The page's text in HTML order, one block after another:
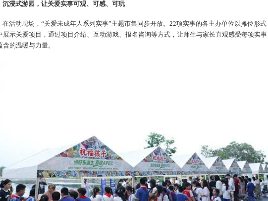
沉浸式游园，让关爱实事可观、可感、可玩
在活动现场，“关爱未成年人系列实事”主题市集同步开放。22项实事的各主办单位以摊位形式
展示关爱项目，通过项目介绍、互动游戏、报名咨询等方式，让师生与家长直观感受每项实事
含的温暖与力量。